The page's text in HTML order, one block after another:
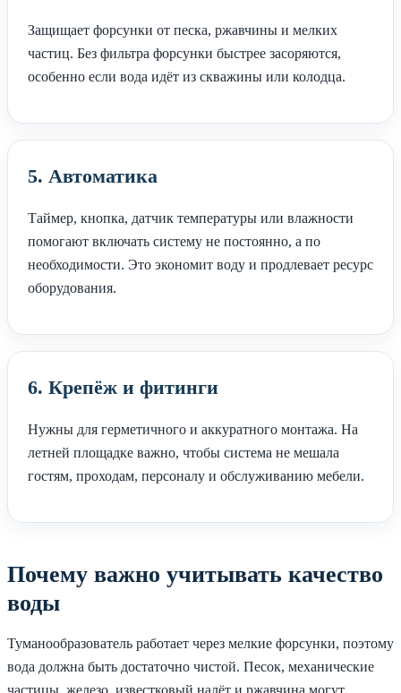
Защищает форсунки от песка, ржавчины и мелких
частиц. Без фильтра форсунки быстрее засоряются,
особенно если вода идёт из скважины или колодца.
5. Автоматика
Таймер, кнопка, датчик температуры или влажности
помогают включать систему не постоянно, а по
необходимости. Это экономит воду и продлевает ресурс
оборудования.
6. Крепёж и фитинги
Нужны для герметичного и аккуратного монтажа. На
летней площадке важно, чтобы система не мешала
гостям, проходам, персоналу и обслуживанию мебели.
Почему важно учитывать качество
воды
Туманообразователь работает через мелкие форсунки, поэтому
вода должна быть достаточно чистой. Песок, механические
частицы, железо, известковый налёт и ржавчина могут